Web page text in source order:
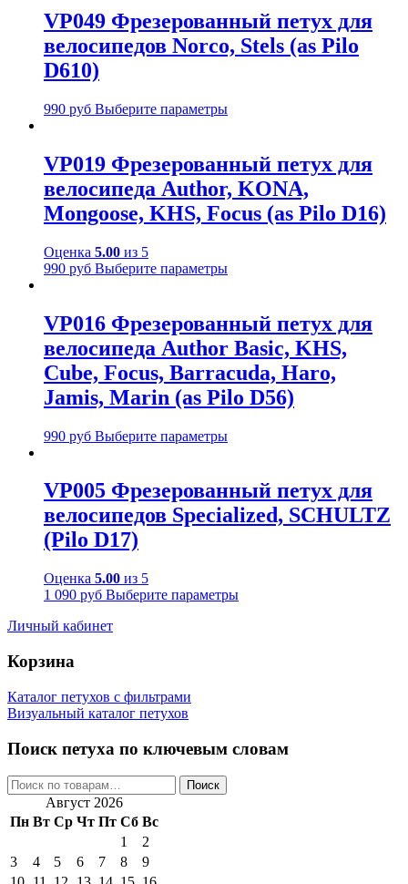
VP049 Фрезерованный петух для
велосипедов Norco, Stels (as Pilo
D610)
990 руб Выберите параметры
VP019 Фрезерованный петух для
велосипеда Author, KONA,
Mongoose, KHS, Focus (as Pilo D16)
Оценка 5.00 из 5
990 руб Выберите параметры
VP016 Фрезерованный петух для
велосипеда Author Basic, KHS,
Cube, Focus, Barracuda, Haro,
Jamis, Marin (as Pilo D56)
990 руб Выберите параметры
VP005 Фрезерованный петух для
велосипедов Specialized, SCHULTZ
(Pilo D17)
Оценка 5.00 из 5
1 090 руб Выберите параметры
Личный кабинет
Корзина
Каталог петухов с фильтрами
Визуальный каталог петухов
Поиск петуха по ключевым словам
Искать: Поиск
Август 2026
Пн Вт Ср Чт Пт Сб Вс
1
2
3
4 5 6 7 8
9